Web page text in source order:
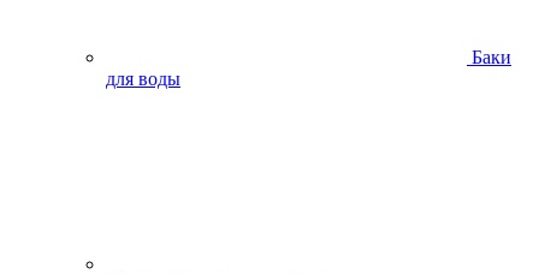
Баки
для воды